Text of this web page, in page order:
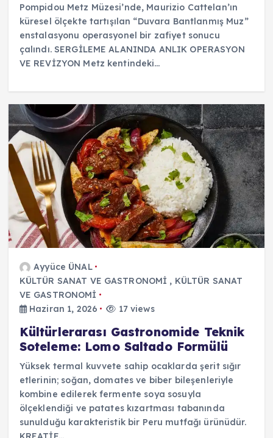
Pompidou Metz Müzesi’nde, Maurizio Cattelan’ın
küresel ölçekte tartışılan “Duvara Bantlanmış Muz”
enstalasyonu operasyonel bir zafiyet sonucu
çalındı. SERGİLEME ALANINDA ANLIK OPERASYON
VE REVİZYON Metz kentindeki…
Ayyüce ÜNAL
KÜLTÜR SANAT VE GASTRONOMİ , KÜLTÜR SANAT
VE GASTRONOMİ
Haziran 1, 2026
17 views
Kültürlerarası Gastronomide Teknik
Soteleme: Lomo Saltado Formülü
Yüksek termal kuvvete sahip ocaklarda şerit sığır
etlerinin; soğan, domates ve biber bileşenleriyle
kombine edilerek fermente soya sosuyla
ölçeklendiği ve patates kızartması tabanında
sunulduğu karakteristik bir Peru mutfağı ürünüdür.